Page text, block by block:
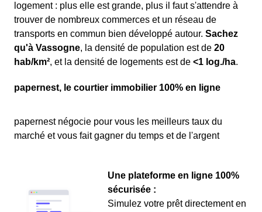
logement : plus elle est grande, plus il faut s'attendre à
trouver de nombreux commerces et un réseau de
transports en commun bien développé autour. Sachez
qu'à Vassogne, la densité de population est de 20
hab/km², et la densité de logements est de <1 log./ha.
papernest, le courtier immobilier 100% en ligne
papernest négocie pour vous les meilleurs taux du
marché et vous fait gagner du temps et de l'argent
Une plateforme en ligne 100%
sécurisée :
Simulez votre prêt directement en